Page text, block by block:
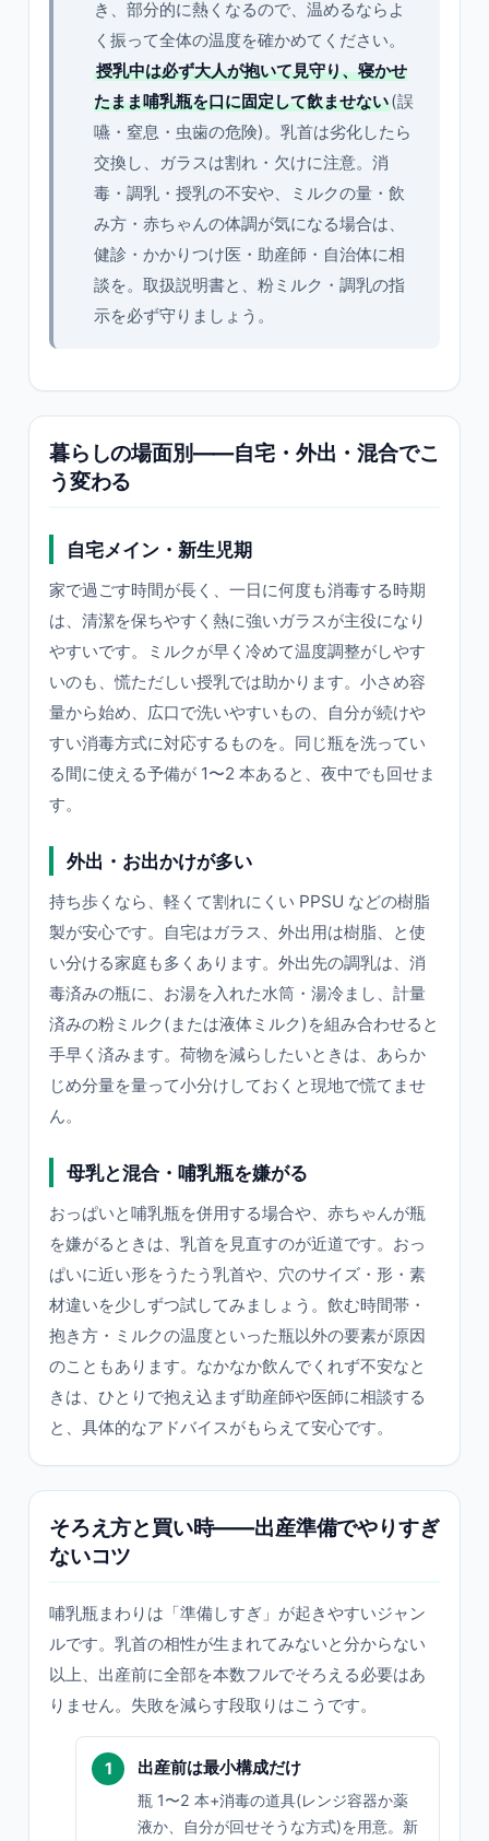
き、部分的に熱くなるので、温めるならよ
く振って全体の温度を確かめてください。
授乳中は必ず大人が抱いて見守り、寝かせ
たまま哺乳瓶を口に固定して飲ませない(誤
嚥・窒息・虫歯の危険)。乳首は劣化したら
交換し、ガラスは割れ・欠けに注意。消
毒・調乳・授乳の不安や、ミルクの量・飲
み方・赤ちゃんの体調が気になる場合は、
健診・かかりつけ医・助産師・自治体に相
談を。取扱説明書と、粉ミルク・調乳の指
示を必ず守りましょう。
暮らしの場面別——自宅・外出・混合でこ
う変わる
自宅メイン・新生児期
家で過ごす時間が長く、一日に何度も消毒する時期
は、清潔を保ちやすく熱に強いガラスが主役になり
やすいです。ミルクが早く冷めて温度調整がしやす
いのも、慌ただしい授乳では助かります。小さめ容
量から始め、広口で洗いやすいもの、自分が続けや
すい消毒方式に対応するものを。同じ瓶を洗ってい
る間に使える予備が 1〜2 本あると、夜中でも回せま
す。
外出・お出かけが多い
持ち歩くなら、軽くて割れにくい PPSU などの樹脂
製が安心です。自宅はガラス、外出用は樹脂、と使
い分ける家庭も多くあります。外出先の調乳は、消
毒済みの瓶に、お湯を入れた水筒・湯冷まし、計量
済みの粉ミルク(または液体ミルク)を組み合わせると
手早く済みます。荷物を減らしたいときは、あらか
じめ分量を量って小分けしておくと現地で慌てませ
ん。
母乳と混合・哺乳瓶を嫌がる
おっぱいと哺乳瓶を併用する場合や、赤ちゃんが瓶
を嫌がるときは、乳首を見直すのが近道です。おっ
ぱいに近い形をうたう乳首や、穴のサイズ・形・素
材違いを少しずつ試してみましょう。飲む時間帯・
抱き方・ミルクの温度といった瓶以外の要素が原因
のこともあります。なかなか飲んでくれず不安なと
きは、ひとりで抱え込まず助産師や医師に相談する
と、具体的なアドバイスがもらえて安心です。
そろえ方と買い時——出産準備でやりすぎ
ないコツ
哺乳瓶まわりは「準備しすぎ」が起きやすいジャン
ルです。乳首の相性が生まれてみないと分からない
以上、出産前に全部を本数フルでそろえる必要はあ
りません。失敗を減らす段取りはこうです。
出産前は最小構成だけ
瓶 1〜2 本+消毒の道具(レンジ容器か薬
液か、自分が回せそうな方式)を用意。新